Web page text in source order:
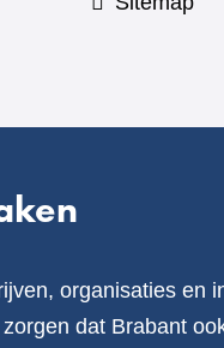
organisaties en
dat Brabant